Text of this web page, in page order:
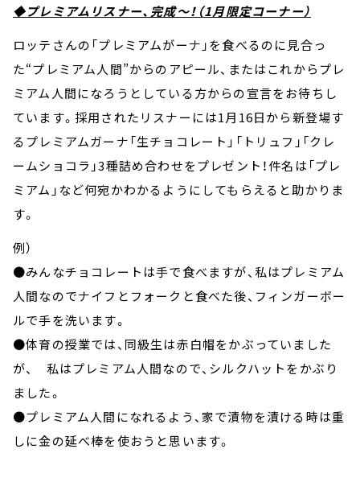
◆プレミアムリスナー、完成～！（1月限定コーナー）
ロッテさんの「プレミアムがーナ」を食べるのに見合っ
た“プレミアム人間”からのアピール、またはこれからプレ
ミアム人間になろうとしている方からの宣言をお待ちし
ています。採用されたリスナーには1月16日から新登場す
るプレミアムガーナ「生チョコレート」「トリュフ」「クレ
ームショコラ」3種詰め合わせをプレゼント！件名は「プレ
ミアム」など何宛かわかるようにしてもらえると助かりま
す。
例）
●みんなチョコレートは手で食べますが、私はプレミアム
人間なのでナイフとフォークと食べた後、フィンガーボー
ルで手を洗います。
●体育の授業では、同級生は赤白帽をかぶっていました
が、 私はプレミアム人間なので、シルクハットをかぶり
ました。
●プレミアム人間になれるよう、家で漬物を漬ける時は重
しに金の延べ棒を使おうと思います。